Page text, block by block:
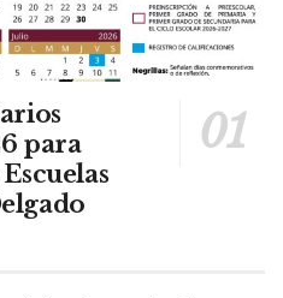
para